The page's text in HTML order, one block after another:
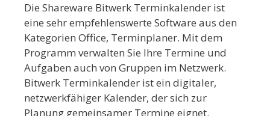
Die Shareware Bitwerk Terminkalender ist
eine sehr empfehlenswerte Software aus den
Kategorien Office, Terminplaner. Mit dem
Programm verwalten Sie Ihre Termine und
Aufgaben auch von Gruppen im Netzwerk.
Bitwerk Terminkalender ist ein digitaler,
netzwerkfähiger Kalender, der sich zur
Planung gemeinsamer Termine eignet.